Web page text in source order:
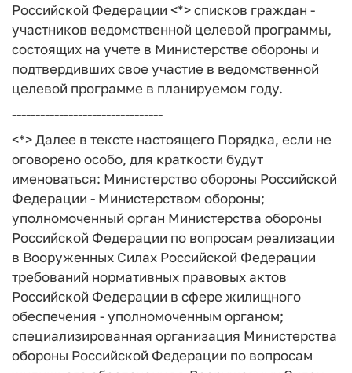
Российской Федерации <*> списков граждан -
участников ведомственной целевой программы,
состоящих на учете в Министерстве обороны и
подтвердивших свое участие в ведомственной
целевой программе в планируемом году.
--------------------------------
<*> Далее в тексте настоящего Порядка, если не
оговорено особо, для краткости будут
именоваться: Министерство обороны Российской
Федерации - Министерством обороны;
уполномоченный орган Министерства обороны
Российской Федерации по вопросам реализации
в Вооруженных Силах Российской Федерации
требований нормативных правовых актов
Российской Федерации в сфере жилищного
обеспечения - уполномоченным органом;
специализированная организация Министерства
обороны Российской Федерации по вопросам